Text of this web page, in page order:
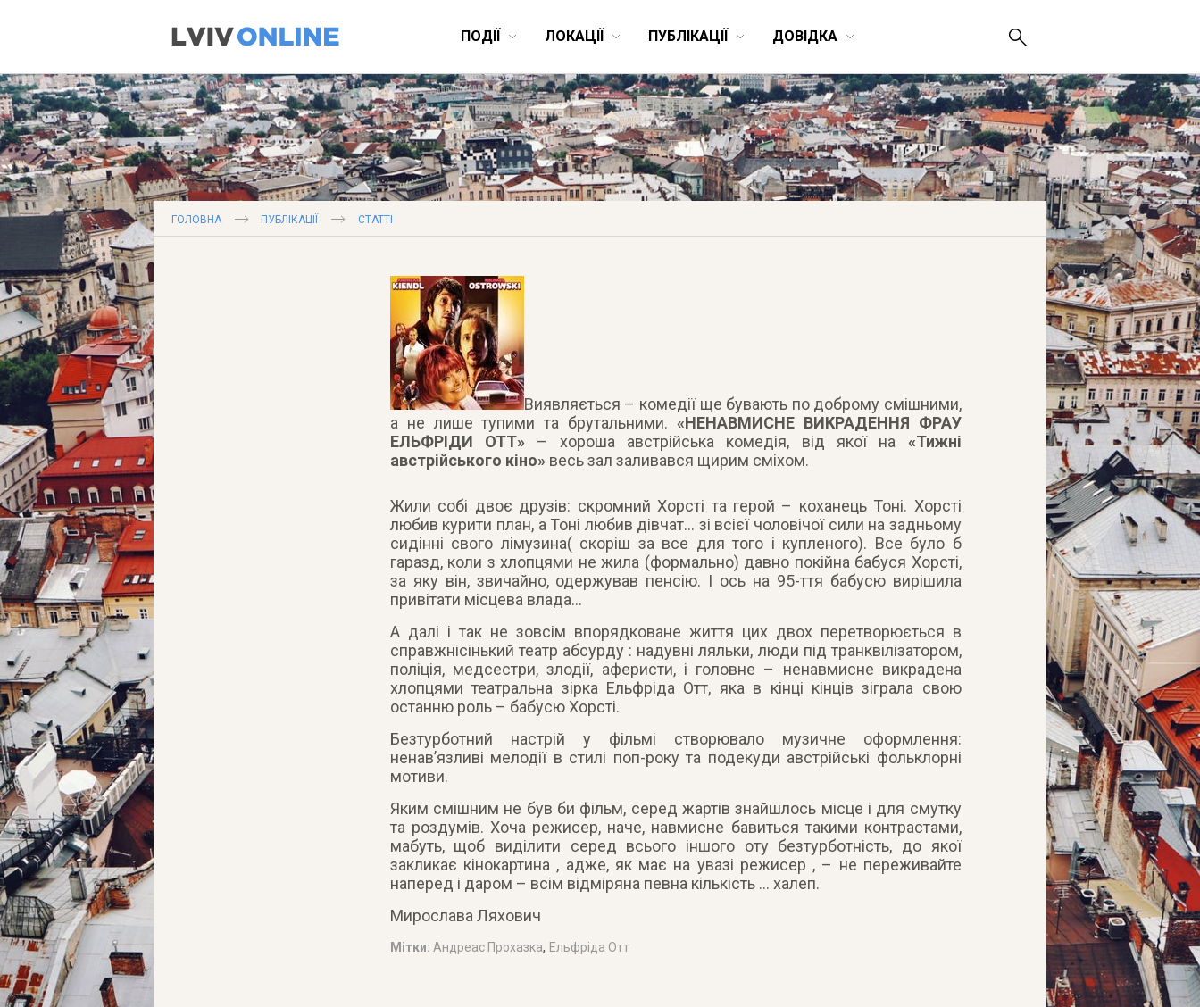
ПОДІЇ ЛОКАЦІЇ ПУБЛІКАЦІЇ ДОВІДКА
ГОЛОВНА ПУБЛІКАЦІЇ СТАТТІ
Викрадення мимохідь або халепа
по-австрійськи
24 квітня 2012
Виявляється – комедії ще бувають по доброму смішними,
а не лише тупими та брутальними.«НЕНАВМИСНЕ ВИКРАДЕННЯ ФРАУ
ЕЛЬФРІДИ ОТТ» – хороша австрійська комедія, від якої на «Тижні
австрійського кіно»весь зал заливався щирим сміхом.
Жили собі двоє друзів: скромний Хорсті та герой – коханець Тоні. Хорсті
любив курити план, а Тоні любив дівчат… зі всієї чоловічої сили на задньому
сидінні свого лімузина( скоріш за все для того і купленого). Все було б
гаразд, коли з хлопцями не жила (формально) давно покійна бабуся Хорсті,
за яку він, звичайно, одержував пенсію. І ось на 95-ття бабусю вирішила
привітати місцева влада…
А далі і так не зовсім впорядковане життя цих двох перетворюється в
справжнісінький театр абсурду : надувні ляльки, люди під транквілізатором,
поліція, медсестри, злодії, аферисти, і головне – ненавмисне викрадена
хлопцями театральна зірка Ельфріда Отт, яка в кінці кінців зіграла свою
останню роль – бабусю Хорсті.
Безтурботний настрій у фільмі створювало музичне оформлення:
ненав’язливі мелодії в стилі поп-року та подекуди австрійські фольклорні
мотиви.
Яким смішним не був би фільм, серед жартів знайшлось місце і для смутку
та роздумів. Хоча режисер, наче, навмисне бавиться такими контрастами,
мабуть, щоб виділити серед всього іншого оту безтурботність, до якої
закликає кінокартина , адже, як має на увазі режисер , – не переживайте
наперед і даром – всім відміряна певна кількість … халеп.
Мирослава Ляхович
Мітки: Андреас Прохазка, Ельфріда Отт